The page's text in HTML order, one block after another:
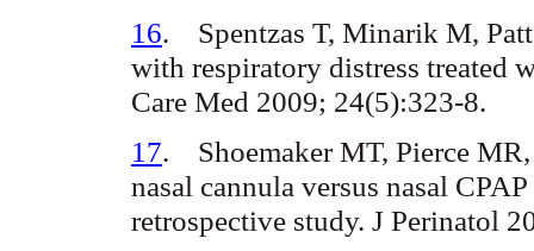
16. Spentzas T, Minarik M,
with respiratory distress treated
Care Med 2009; 24(5):323-8.
17. Shoemaker MT, Pierce
nasal cannula versus nasal
retrospective study. J Perinatol